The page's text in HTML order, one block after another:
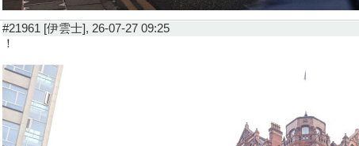
#21961 [伊雲士], 26-07-27 09:25
！